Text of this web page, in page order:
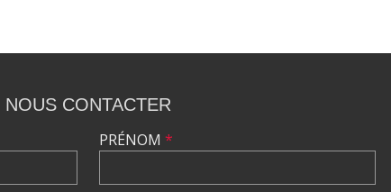
NOUS CONTACTER
PRÉNOM *